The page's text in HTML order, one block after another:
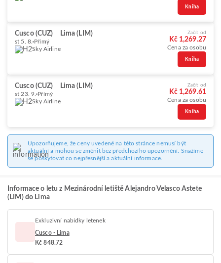
Kniha
Cusco (CUZ) Lima (LIM)
st 5. 8. Přímý
Sky Airline
Začít od
Kč 1,269.27
Cena za osobu
Kniha
Cusco (CUZ) Lima (LIM)
st 23. 9. Přímý
Sky Airline
Začít od
Kč 1,269.61
Cena za osobu
Kniha
Upozorňujeme, že ceny uvedené na této stránce nemusí být
aktuální a mohou se změnit bez předchozího upozornění. Snažíme
se poskytovat co nejpřesnější a aktuální informace.
Informace o letu z Mezinárodní letiště Alejandro Velasco Astete
(LIM) do Lima
Exkluzivní nabídky letenek
Cusco - Lima
Kč 848.72